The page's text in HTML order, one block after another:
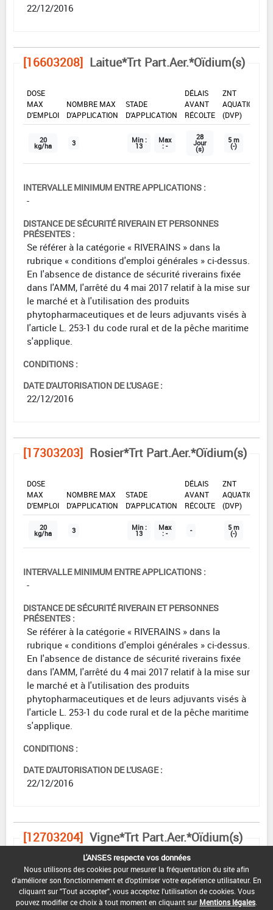
22/12/2016
[16603208] Laitue*Trt Part.Aer.*Oïdium(s)
DOSE
MAX
D'EMPLOI
NOMBRE MAX
D'APPLICATION
STADE
D'APPLICATION
DÉLAIS
AVANT
RÉCOLTE
ZNT
AQUATIQUE
(DVP)
20
kg/ha 3 Min :
13
Max
: -
28
Jour
(s)
5 m
(-)
INTERVALLE MINIMUM ENTRE APPLICATIONS :
-
DISTANCE DE SÉCURITÉ RIVERAIN ET PERSONNES
PRÉSENTES :
Se référer à la catégorie « RIVERAINS » dans la
rubrique « conditions d'emploi générales » ci-dessus.
En l'absence de distance de sécurité riverains fixée
dans l'AMM, l'arrêté du 4 mai 2017 relatif à la mise sur
le marché et à l'utilisation des produits
phytopharmaceutiques et de leurs adjuvants visés à
l'article L. 253-1 du code rural et de la pêche maritime
s'applique.
CONDITIONS :
DATE D'AUTORISATION DE L'USAGE :
22/12/2016
[17303203] Rosier*Trt Part.Aer.*Oïdium(s)
DOSE
MAX
D'EMPLOI
NOMBRE MAX
D'APPLICATION
STADE
D'APPLICATION
DÉLAIS
AVANT
RÉCOLTE
ZNT
AQUATIQUE
(DVP)
20
kg/ha 3 Min :
13
Max
: - - 5 m
(-)
INTERVALLE MINIMUM ENTRE APPLICATIONS :
-
DISTANCE DE SÉCURITÉ RIVERAIN ET PERSONNES
PRÉSENTES :
Se référer à la catégorie « RIVERAINS » dans la
rubrique « conditions d'emploi générales » ci-dessus.
En l'absence de distance de sécurité riverains fixée
dans l'AMM, l'arrêté du 4 mai 2017 relatif à la mise sur
le marché et à l'utilisation des produits
phytopharmaceutiques et de leurs adjuvants visés à
l'article L. 253-1 du code rural et de la pêche maritime
s'applique.
CONDITIONS :
DATE D'AUTORISATION DE L'USAGE :
22/12/2016
[12703204] Vigne*Trt Part.Aer.*Oïdium(s)
DOSE
MAX
D'EMPLOI
NOMBRE MAX
D'APPLICATION
STADE
D'APPLICATION
DÉLAIS
AVANT
RÉCOLTE
ZNT
AQUATIQUE
(DVP)
L'ANSES respecte vos données
Nous utilisons des cookies pour mesurer la fréquentation du site afin
d'améliorer son fonctionnement et d'optimiser votre expérience utilisateur. En
cliquant sur "Tout accepter", vous acceptez l'utilisation de cookies. Vous
pouvez modifier ce choix à tout moment en cliquant sur Mentions légales